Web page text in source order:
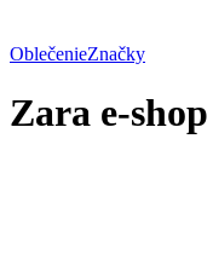
OblečenieZnačky
Zara e-